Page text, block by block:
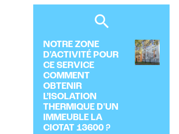
NOTRE ZONE
D'ACTIVITÉ POUR
CE SERVICE
COMMENT
OBTENIR
L’ISOLATION
THERMIQUE D'UN
IMMEUBLE LA
CIOTAT 13600 ?